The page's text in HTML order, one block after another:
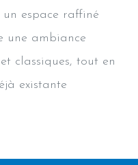
espace raffiné
une ambiance
classiques, tout en
existante